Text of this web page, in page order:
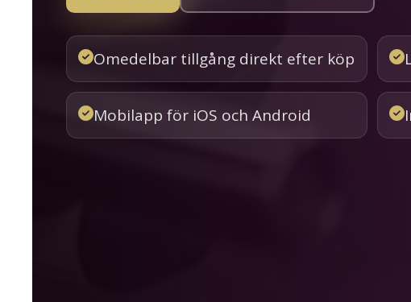
Omedelbar tillgång direkt efter köp
Mobilapp för iOS och Android